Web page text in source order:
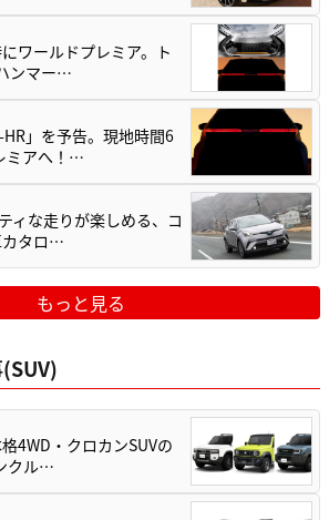
ワールドプレミア。ト
ンマー…
」を予告。現地時間6
ミアへ！…
ィな走りが楽しめる、コ
カタロ…
もっと見る
4WD・クロカンSUVの
クル…